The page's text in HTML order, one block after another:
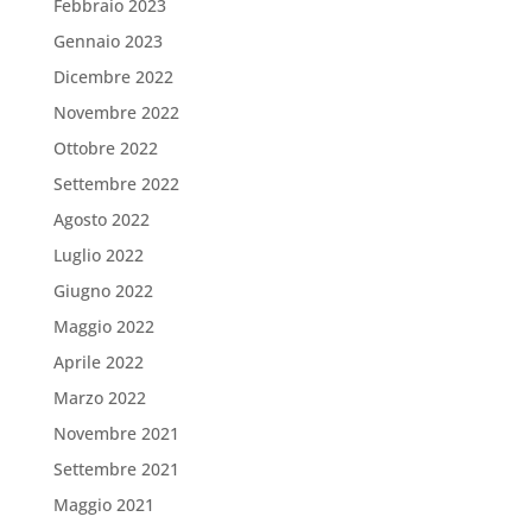
Febbraio 2023
Gennaio 2023
Dicembre 2022
Novembre 2022
Ottobre 2022
Settembre 2022
Agosto 2022
Luglio 2022
Giugno 2022
Maggio 2022
Aprile 2022
Marzo 2022
Novembre 2021
Settembre 2021
Maggio 2021